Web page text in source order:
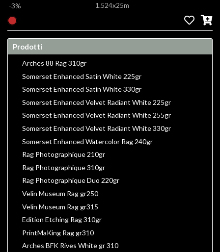
-3%
Prodotti
Arches 88 Rag 310gr
Somerset Enhanced Satin White 225gr
Somerset Enhanced Satin White 330gr
Somerset Enhanced Velvet Radiant White 225gr
Somerset Enhanced Velvet Radiant White 255gr
Somerset Enhanced Velvet Radiant White 330gr
Somerset Enhanced Watercolor Rag 240gr
Rag Photographique 210gr
Rag Photographique 310gr
Rag Photographique Duo 220gr
Velin Museum Rag gr250
Velin Museum Rag gr315
Edition Etching Rag 310gr
PrintMaKing Rag gr310
Arches BFK Rives White gr 310